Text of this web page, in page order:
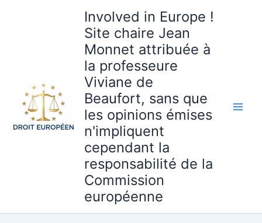
Involved in Europe !
Site chaire Jean
Monnet attribuée à
la professeure
Viviane de
Beaufort, sans que
les opinions émises
n'impliquent
cependant la
responsabilité de la
Commission
européenne